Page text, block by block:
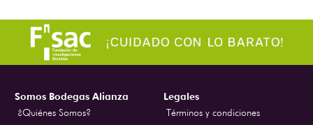
Somos Bodegas Alianza
¿Quiénes Somos?
Legales
Términos y condiciones